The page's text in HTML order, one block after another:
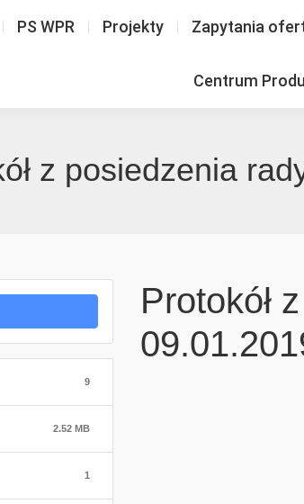
PS WPR Projekty Zapytania
Centrum
z posiedzenia
9
2.52 MB
1
Protokół